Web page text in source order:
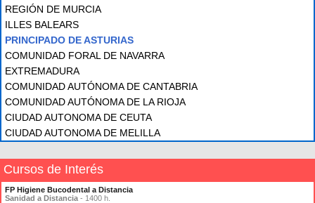
REGIÓN DE MURCIA
ILLES BALEARS
PRINCIPADO DE ASTURIAS
COMUNIDAD FORAL DE NAVARRA
EXTREMADURA
COMUNIDAD AUTÓNOMA DE CANTABRIA
COMUNIDAD AUTÓNOMA DE LA RIOJA
CIUDAD AUTONOMA DE CEUTA
CIUDAD AUTONOMA DE MELILLA
Cursos de Interés
FP Higiene Bucodental a Distancia
Sanidad a Distancia - 1400 h.